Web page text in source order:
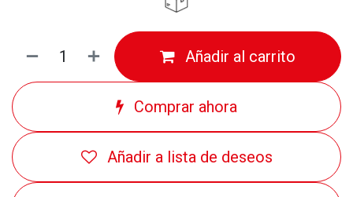
Añadir al carrito
Comprar ahora
Añadir a lista de deseos